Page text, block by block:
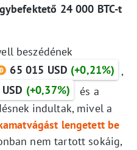
24 000 BTC-t
beszédének
65 015 USD (+0,21%) ,
(+0,37%)
és a
indultak, mivel a
lengetett be
nem tartott sokáig,